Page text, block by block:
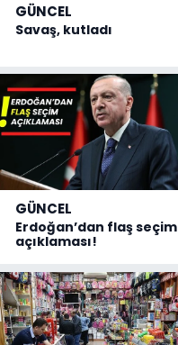
GÜNCEL
Savaş, kutladı
GÜNCEL
Erdoğan’dan flaş seçim
açıklaması!